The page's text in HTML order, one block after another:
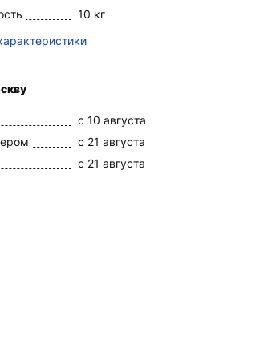
10 кг
c 10 августа
c 21 августа
c 21 августа